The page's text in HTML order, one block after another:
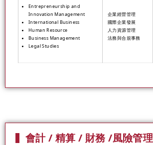
Entrepreneurship and
Innovation Management
International Business
Human Resource
Business Management
Legal Studies
企業經營管理
國際企業發展
人力資源管理
法務與合規事務
會計 / 精算 / 財務 /風險管理